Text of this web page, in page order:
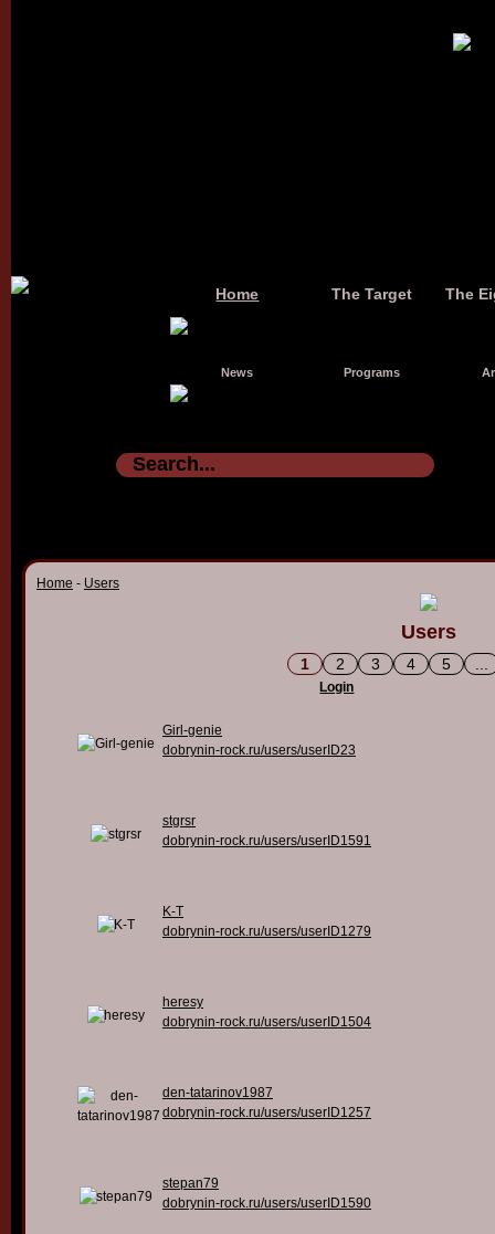
Home The Target The
News Programs
Home - Users
Users
1 2 3 4 5
Login
Girl-genie
dobrynin-rock.ru/users/userID23
stgrsr
dobrynin-rock.ru/users/userID1591
K-T
dobrynin-rock.ru/users/userID1279
heresy
dobrynin-rock.ru/users/userID1504
den-tatarinov1987
dobrynin-rock.ru/users/userID1257
stepan79
dobrynin-rock.ru/users/userID1590